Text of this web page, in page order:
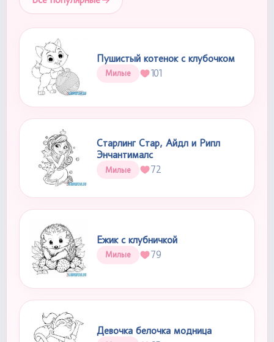
Пушистый котенок с клубочком
Милые 101
Старлинг Стар, Айдл и Рипл
Энчантималс
Милые 72
Ежик с клубничкой
Милые 79
Девочка белочка модница